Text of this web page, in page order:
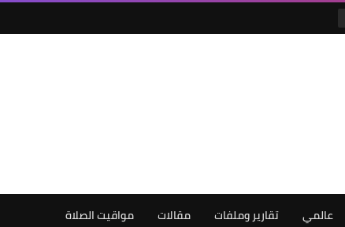
عالمي تقارير وملفات مقالات مواقيت الصلاة